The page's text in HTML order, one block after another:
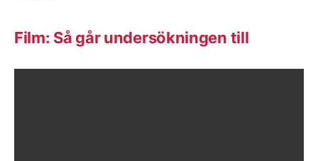
Film: Så går undersökningen till